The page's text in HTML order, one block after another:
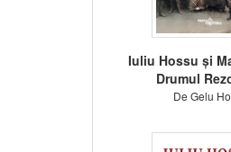
Iuliu Hossu și
Drumul
De Gelu